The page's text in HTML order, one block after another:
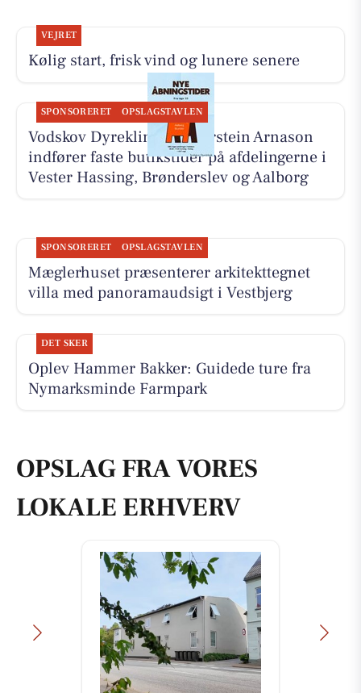
VEJRET
Kølig start, frisk vind og lunere senere
SPONSORERET OPSLAGSTAVLEN
Vodskov Dyreklinik v/Thorstein Arnason
indfører faste butikstider på afdelingerne i
Vester Hassing, Brønderslev og Aalborg
SPONSORERET OPSLAGSTAVLEN
Mæglerhuset præsenterer arkitekttegnet
villa med panoramaudsigt i Vestbjerg
DET SKER
Oplev Hammer Bakker: Guidede ture fra
Nymarksminde Farmpark
OPSLAG FRA VORES
LOKALE ERHVERV